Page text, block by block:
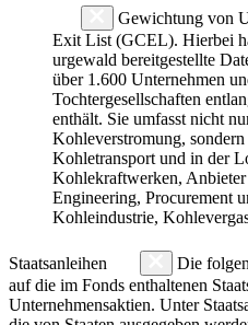
Gewichtung von
Exit List (GCEL). Hierbei
urgewald bereitgestellte
über 1.600 Unternehmen
Tochtergesellschaften
enthält. Sie umfasst nicht
Kohleverstromung,
Kohletransport und in der
Kohlekraftwerken,
Engineering, Procurement
Kohleindustrie,
Staatsanleihen
Die
auf die im Fonds enthaltenen
Unternehmensaktien. Unter